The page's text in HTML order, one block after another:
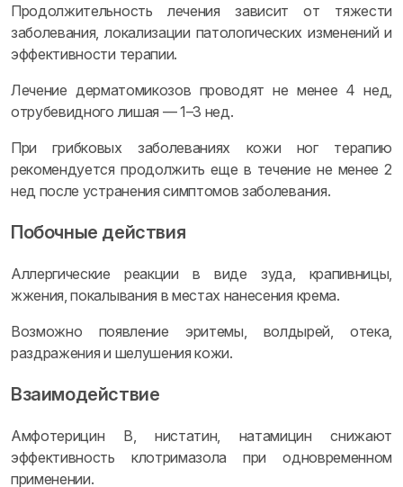
Продолжительность лечения зависит от тяжести
заболевания, локализации патологических изменений и
эффективности терапии.
Лечение дерматомикозов проводят не менее 4 нед,
отрубевидного лишая — 1–3 нед.
При грибковых заболеваниях кожи ног терапию
рекомендуется продолжить еще в течение не менее 2
нед после устранения симптомов заболевания.
Побочные действия
Аллергические реакции в виде зуда, крапивницы,
жжения, покалывания в местах нанесения крема.
Возможно появление эритемы, волдырей, отека,
раздражения и шелушения кожи.
Взаимодействие
Амфотерицин В, нистатин, натамицин снижают
эффективность клотримазола при одновременном
применении.